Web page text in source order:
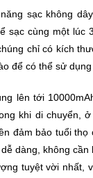
sạc không
sạc cùng một lúc
chỉ có kích
để có thể sử
lên tới
khi di chuyển,
đảm bảo tuổi
dàng, không
tuyệt vời nhất,